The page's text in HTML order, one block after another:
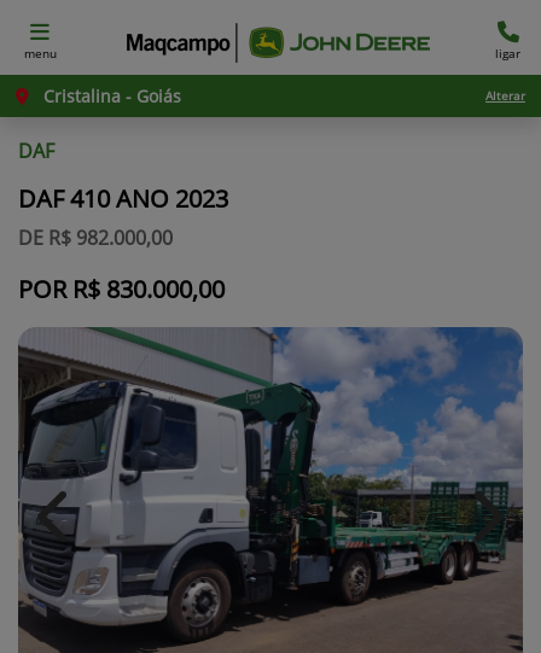
menu ligar
Cristalina - Goiás Alterar
DAF
DAF 410 ANO 2023
DE R$ 982.000,00
POR R$ 830.000,00
Previous Next